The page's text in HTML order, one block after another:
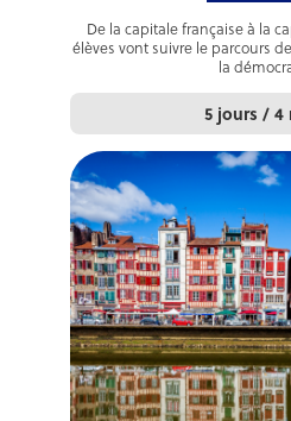
De la capitale française à la
élèves vont suivre le parcours
la
5 jours / 4